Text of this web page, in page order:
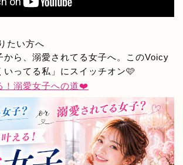
たい方へ
から、溺愛されてる女子へ。このVoicy
いってる私」にスイッチオン🩷
！溺愛女子への道❤️